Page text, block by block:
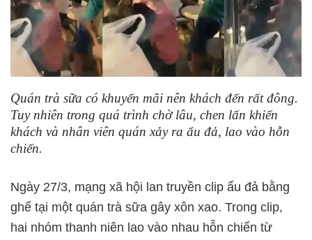
Quán trà sữa có khuyến mãi nên khách đến rất đông.
Tuy nhiên trong quá trình chờ lâu, chen lấn khiến
khách và nhân viên quán xảy ra ẩu đả, lao vào hỗn
chiến.
Ngày 27/3, mạng xã hội lan truyền clip ẩu đả bằng
ghế tại một quán trà sữa gây xôn xao. Trong clip,
hai nhóm thanh niên lao vào nhau hỗn chiến từ